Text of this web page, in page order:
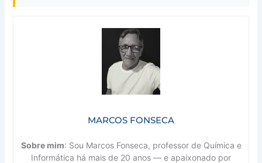
MARCOS FONSECA
Sobre mim: Sou Marcos Fonseca, professor de Química e
Informática há mais de 20 anos — e apaixonado por